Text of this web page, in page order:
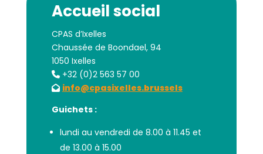
Accueil social
CPAS d’Ixelles
Chaussée de Boondael, 94
1050 Ixelles
+32 (0)2 563 57 00
info@cpasixelles.brussels
Guichets :
lundi au vendredi de 8.00 à 11.45 et
de 13.00 à 15.00